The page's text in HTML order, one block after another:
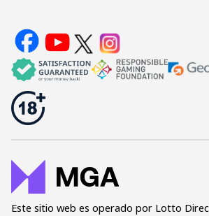
Este sitio web es operado por Lotto